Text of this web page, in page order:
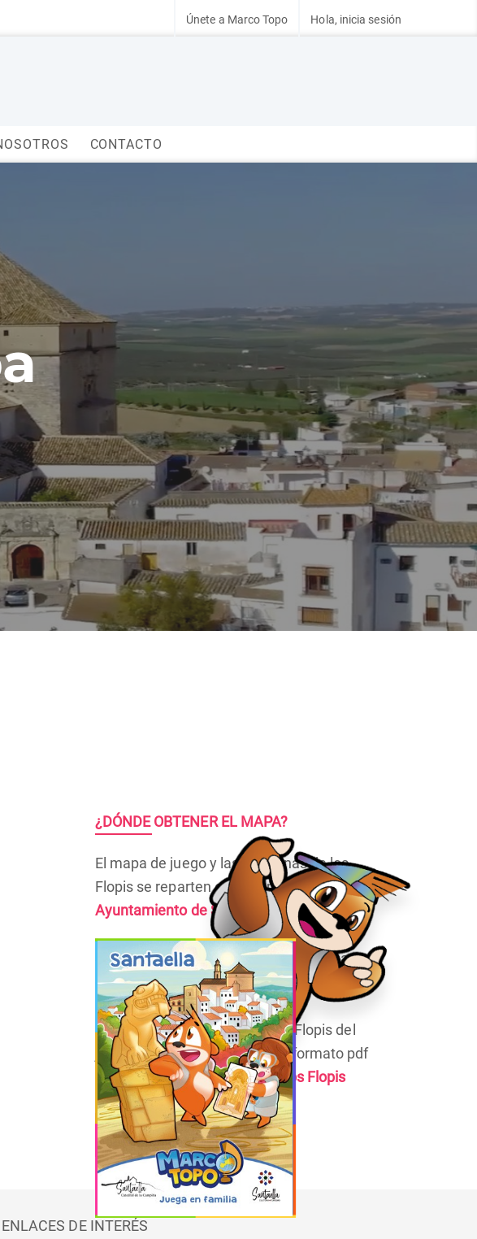
Únete a Marco Topo Hola, inicia sesión
CONTACTO
¿DÓNDE OBTENER EL MAPA?
El mapa de juego y las pegatinas de los
Flopis se reparten en Turismo del
Ayuntamiento de Santaella.
Si lo preferís, podéis descargaros el mapa
en el botón de debajo.
Si queréis las pegatinas de los Flopis del
juego, podéis descargarlas en formato pdf
en este enlace:Pegatinas de los Flopis
DESCARGAR MAPA
ENLACES DE INTERÉS